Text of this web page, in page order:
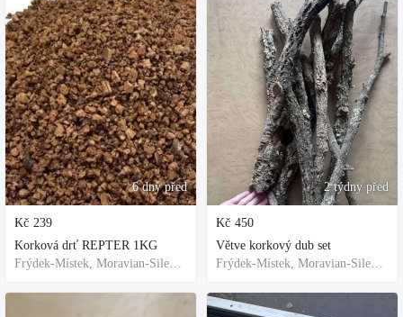
6 dny před
Kč 239
Korková drť REPTER 1KG
Frýdek-Místek, Moravian-Silesian Region,Others
2 týdny před
Kč 450
Větve korkový dub set
Frýdek-Místek, Moravian-Silesian Region,Others